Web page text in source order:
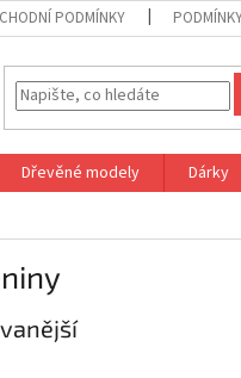
PODMÍNKY
Dřevěné modely Dárky